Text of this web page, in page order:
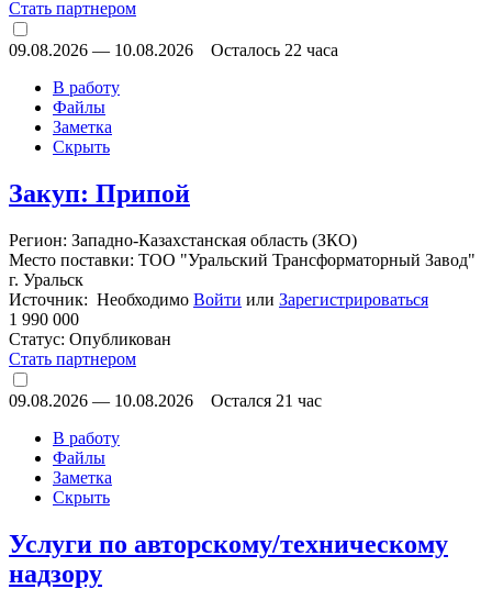
Стать партнером
09.08.2026 — 10.08.2026
Осталось 22 часа
В работу
Файлы
Заметка
Скрыть
Закуп: Припой
Регион: Западно-Казахстанская область (ЗКО)
Место поставки: ТОО "Уральский Трансформаторный Завод"
г. Уральск
Источник: Необходимо Войти или Зарегистрироваться
1 990 000
Статус: Опубликован
Стать партнером
09.08.2026 — 10.08.2026
Остался 21 час
В работу
Файлы
Заметка
Скрыть
Услуги по авторскому/техническому
надзору